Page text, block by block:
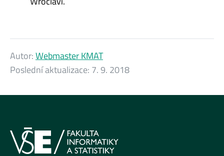
Autor:Webmaster KMAT
Poslední aktualizace: 7. 9. 2018